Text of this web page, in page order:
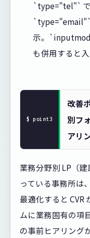
`type="tel"` で
`type="email"`
示。
も併用すると
改善
別フ
アリ
業務分野別 LP（
っている事務所は
最適化すると CVR
ムに業務固有の項
の事前ヒアリング